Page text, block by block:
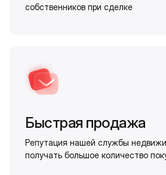
собственников при сделке
Быстрая продажа
Репутация нашей службы
получать большое количество